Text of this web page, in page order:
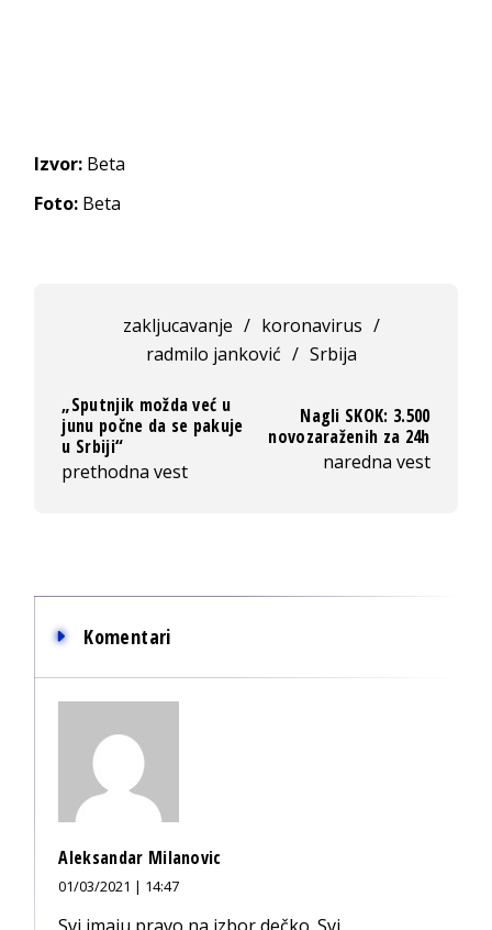
Izvor: Beta
Foto: Beta
zakljucavanje / koronavirus /
radmilo janković / Srbija
„Sputnjik možda već u
junu počne da se pakuje
u Srbiji“
prethodna vest
Nagli SKOK: 3.500
novozaraženih za 24h
naredna vest
Komentari
Aleksandar Milanovic
01/03/2021 | 14:47